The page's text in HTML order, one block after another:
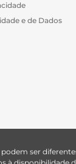
e de Dados
ser